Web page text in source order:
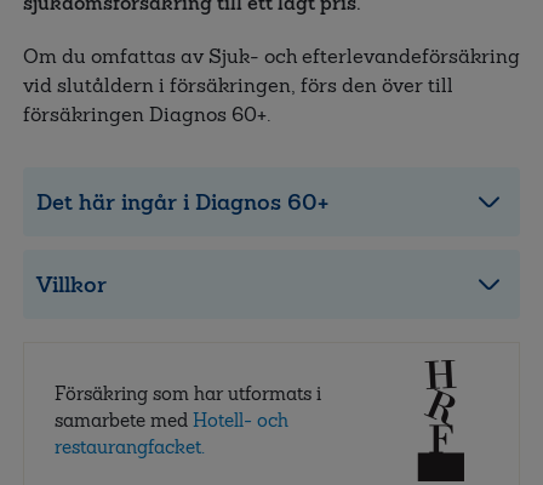
Om du omfattas av Sjuk- och efterlevandeförsäkring
vid slutåldern i försäkringen, förs den över till
försäkringen Diagnos 60+.
Det här ingår i Diagnos 60+
Villkor
Försäkring som har utformats i
samarbete medHotell- och
restaurangfacket.